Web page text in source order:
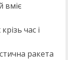
вміє
час і
ракета